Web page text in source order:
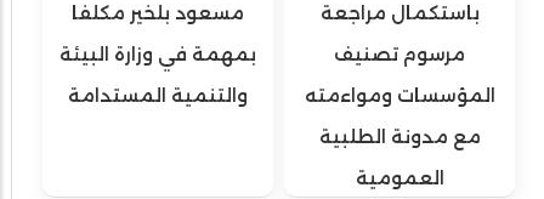
باستكمال مراجعة
مرسوم تصنيف
المؤسسات ومواءمته
مع مدونة الطلبية
العمومية
مسعود بلخير مكلفا
بمهمة في وزارة البيئة
والتنمية المستدامة